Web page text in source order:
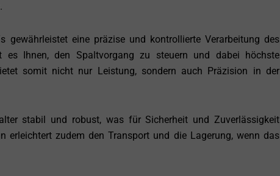
eine präzise und kontrollierte Verarbeitung des
es Ihnen, den Spaltvorgang zu steuern und dabei höchste
somit nicht nur Leistung, sondern auch Präzision in der
stabil und robust, was für Sicherheit und Zuverlässigkeit
erleichtert zudem den Transport und die Lagerung, wenn das